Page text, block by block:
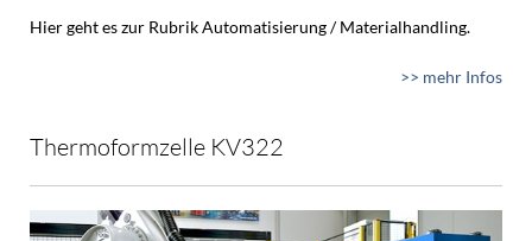
Hier geht es zur Rubrik Automatisierung / Materialhandling.
>> mehr Infos
Thermoformzelle KV322